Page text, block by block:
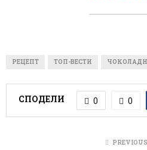
РЕЦЕПТ ТОП-ВЕСТИ
СПОДЕЛИ 0 0